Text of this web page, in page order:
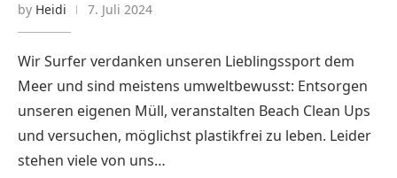
by Heidi 7. Juli 2024
Wir Surfer verdanken unseren Lieblingssport dem
Meer und sind meistens umweltbewusst: Entsorgen
unseren eigenen Müll, veranstalten Beach Clean Ups
und versuchen, möglichst plastikfrei zu leben. Leider
stehen viele von uns…